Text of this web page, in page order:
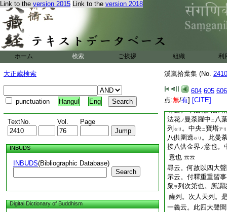
Link to the version 2015 Link to the version 2018
ホーム 検索 ご挨拶 組織 利
大正蔵検索
punctuation Hangul Eng
TextNo. Vol. Page
INBUDS
INBUDS(Bibliographic Database)
Search
Digital Dictionary of Buddhism
溪嵐拾葉集 (No.
604 605 606
点:無/有] [CITE]
ハ
也。即是五陰 本法
陰世間也。百
者
間也。所證一念三千
終山王本
成
示 。其故以寶塔本
顯本ノ事ニ過去遠遠
世世番番ニ違スル事無
也
尋云。今法花ノ法ヲ
法花ノ 曼荼羅中ニ八
列 セリ 。中央ニ寶塔アリ
八供圍遶セリ 。此曼
接八供金界 ノ意也。
意也 云云
尋云。何故以四大
示云。付釋重重習
衆ヲ列次第也。所謂
薩列。次人天列。
一義云。此四大聲聞